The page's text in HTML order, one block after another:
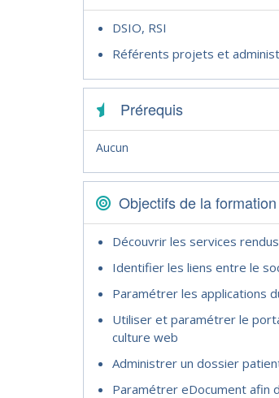
DSIO, RSI
Référents projets et
Prérequis
Aucun
Objectifs de la formation
Découvrir les services
Identifier les liens entre le
Paramétrer les applications
Utiliser et paramétrer le
culture web
Administrer un dossier
Paramétrer eDocument afin